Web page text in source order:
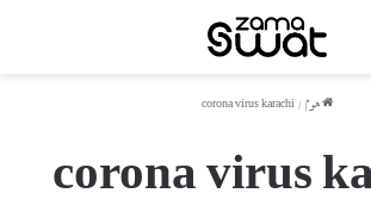
ھوم/
corona virus karachi
corona virus